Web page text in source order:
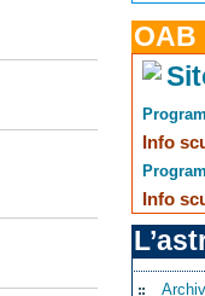
OAB
Info
Info